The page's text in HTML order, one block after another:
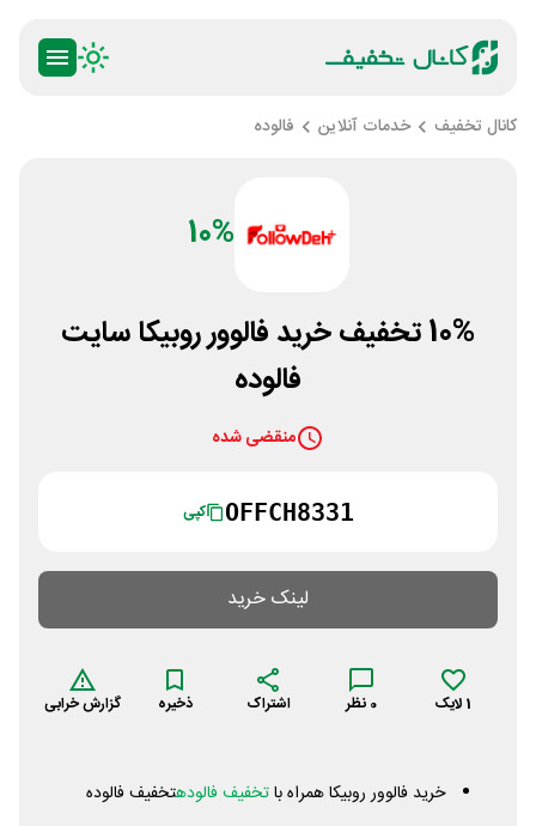
کانال تخفیف خدمات آنلاین فالوده
10%
10% تخفیف خرید فالوور روبیکا سایت
فالوده
منقضی شده
OFFCH8331 کپی
لینک خرید
1لایک 0 نظر اشتراک ذخیره گزارش خرابی
خرید فالوور روبیکا همراه باتخفیف فالودهتخفیف فالوده